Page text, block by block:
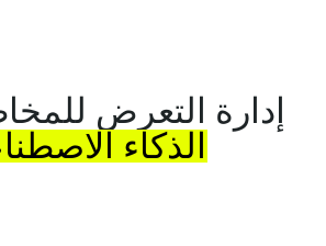
إدارة التعرض
الذكاء